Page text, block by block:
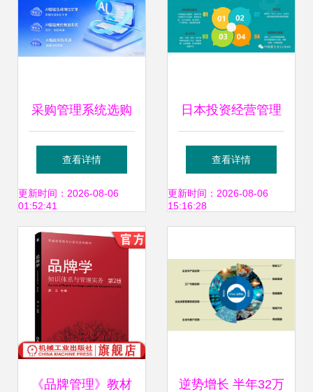
案例 助力品牌管理
升级
采购管理系统选购
指南与品牌推荐 如
何通过系统实现高
效品牌管理
查看详情
更新时间：2026-08-06
01:52:41
日本投资经营管理
项目 自创品牌护肤
品与日化用品的品
查看详情
更新时间：2026-08-06
15:16:28
《品牌管理》教材 逆势增长 半年32万